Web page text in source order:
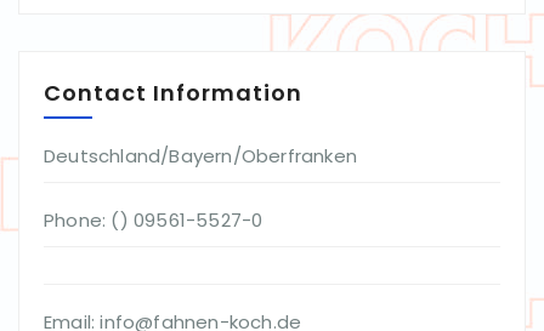
Contact Information
Deutschland/Bayern/Oberfranken
Phone: () 09561-5527-0
Email: info@fahnen-koch.de